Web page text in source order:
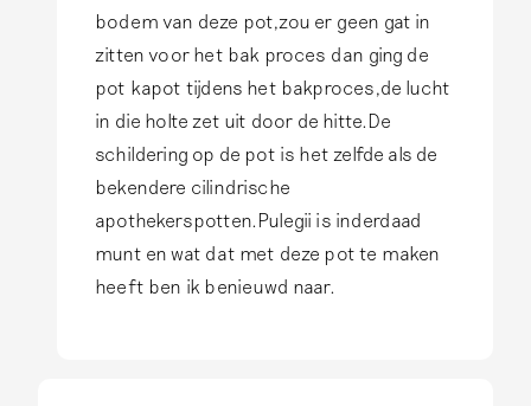
n
o
bodem van deze pot,zou er geen gat in
zitten voor het bak proces dan ging de
pot kapot tijdens het bakproces,de lucht
in die holte zet uit door de hitte.De
schildering op de pot is het zelfde als de
bekendere cilindrische
apothekerspotten.Pulegii is inderdaad
munt en wat dat met deze pot te maken
heeft ben ik benieuwd naar.